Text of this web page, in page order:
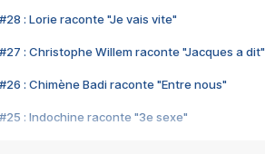
#28 : Lorie raconte "Je vais vite"
#27 : Christophe Willem raconte "Jacques a dit"
#26 : Chimène Badi raconte "Entre nous"
#25 : Indochine raconte "3e sexe"